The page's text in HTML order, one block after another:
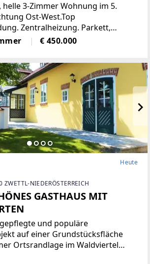
3-Zimmer Wohnung im 5.
Ost-West.Top
Zentralheizung. Parkett,
Kellerabteil.Diese
Etagenwohnung bietet reichlich
€ 450.000
Heute
NIEDERÖSTERREICH
GASTHAUS MIT
und populäre
auf einer Grundstücksfläche
Ortsrandlage im Waldviertel
von Nutzungsmöglichkeiten wie